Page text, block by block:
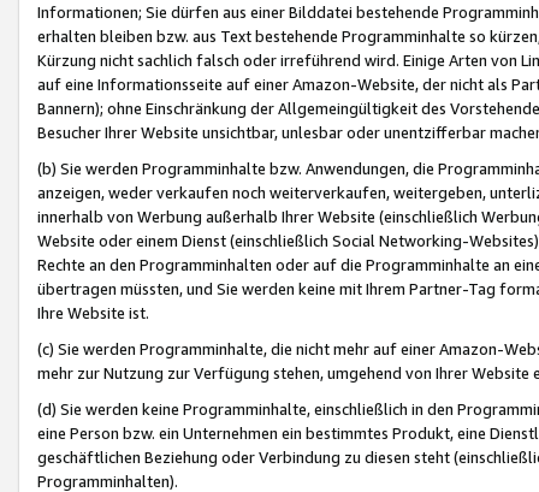
Informationen; Sie dürfen aus einer Bilddatei bestehende
erhalten bleiben bzw. aus Text bestehende Programminhalte so
Kürzung nicht sachlich falsch oder irreführend wird. Einige Arten von
auf eine Informationsseite auf einer Amazon-Website, der nicht als
Bannern); ohne Einschränkung der Allgemeingültigkeit des
Besucher Ihrer Website unsichtbar, unlesbar oder unentzifferbar
(b) Sie werden Programminhalte bzw. Anwendungen, die
anzeigen, weder verkaufen noch weiterverkaufen, weitergeben,
innerhalb von Werbung außerhalb Ihrer Website (einschließlich
Website oder einem Dienst (einschließlich Social Networking-
Rechte an den Programminhalten oder auf die Programminhalte an
übertragen müssten, und Sie werden keine mit Ihrem Partner-Tag
Ihre Website ist.
(c) Sie werden Programminhalte, die nicht mehr auf einer Amazon-
mehr zur Nutzung zur Verfügung stehen, umgehend von Ihrer
(d) Sie werden keine Programminhalte, einschließlich in den
eine Person bzw. ein Unternehmen ein bestimmtes Produkt, eine
geschäftlichen Beziehung oder Verbindung zu diesen steht
Programminhalten).